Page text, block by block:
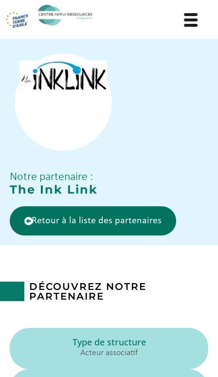
Notre partenaire :
The Ink Link
Retour à la liste des partenaires
DÉCOUVREZ NOTRE
PARTENAIRE
Type de structure
Acteur associatif